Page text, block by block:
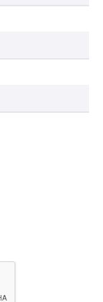
MUSIC/RAP
/
lieu de
2026
Rachel